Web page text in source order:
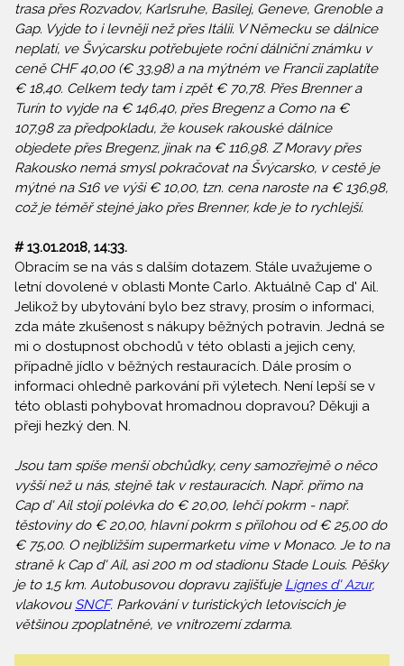
trasa přes Rozvadov, Karlsruhe, Basilej, Geneve, Grenoble a
Gap. Vyjde to i levněji než přes Itálii. V Německu se dálnice
neplatí, ve Švýcarsku potřebujete roční dálniční známku v
ceně CHF 40,00 (€ 33,98) a na mýtném ve Francii zaplatíte
€ 18,40. Celkem tedy tam i zpět € 70,78. Přes Brenner a
Turín to vyjde na € 146,40, přes Bregenz a Como na €
107,98 za předpokladu, že kousek rakouské dálnice
objedete přes Bregenz, jinak na € 116,98. Z Moravy přes
Rakousko nemá smysl pokračovat na Švýcarsko, v cestě je
mýtné na S16 ve výši € 10,00, tzn. cena naroste na € 136,98,
což je téměř stejné jako přes Brenner, kde je to rychlejší.
# 13.01.2018, 14:33.
Obracím se na vás s dalším dotazem. Stále uvažujeme o
letní dovolené v oblasti Monte Carlo. Aktuálně Cap d' Ail.
Jelikož by ubytování bylo bez stravy, prosím o informaci,
zda máte zkušenost s nákupy běžných potravin. Jedná se
mi o dostupnost obchodů v této oblasti a jejich ceny,
případně jídlo v běžných restauracích. Dále prosím o
informaci ohledně parkování při výletech. Není lepší se v
této oblasti pohybovat hromadnou dopravou? Děkuji a
přeji hezký den. N.
Jsou tam spíše menší obchůdky, ceny samozřejmě o něco
vyšší než u nás, stejně tak v restauracích. Např. přímo na
Cap d' Ail stojí polévka do € 20,00, lehčí pokrm - např.
těstoviny do € 20,00, hlavní pokrm s přílohou od € 25,00 do
€ 75,00. O nejbližším supermarketu víme v Monaco. Je to na
straně k Cap d' Ail, asi 200 m od stadionu Stade Louis. Pěšky
je to 1,5 km. Autobusovou dopravu zajišťuje Lignes d' Azur,
vlakovou SNCF. Parkování v turistických letoviscích je
většinou zpoplatněné, ve vnitrozemí zdarma.